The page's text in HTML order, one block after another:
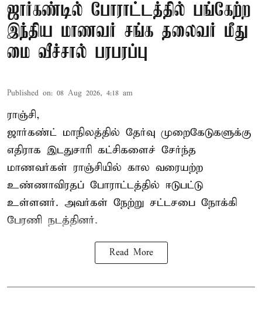
ஜார்கண்டில் போராட்டத்தில் பங்கேற்ற
இந்திய மாணவர் சங்க தலைவர் மீது
மை வீச்சால் பரபரப்பு
Published on: 08 Aug 2026, 4:18 am
ராஞ்சி,
ஜார்கண்ட் மாநிலத்தில் தேர்வு முறைகேடுகளுக்கு
எதிராக இடதுசாரி கட்சிகளைச் சேர்ந்த
மாணவர்கள் ராஞ்சியில் கால வரையற்ற
உண்ணாவிரதப் போராட்டத்தில் ஈடுபட்டு
உள்ளனர். அவர்கள் நேற்று சட்டசபை நோக்கி
பேரணி நடத்தினர்.
Read More